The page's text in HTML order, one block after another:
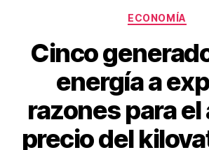
ECONOMÍA
Cinco
energía a
razones para el
precio del